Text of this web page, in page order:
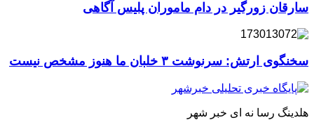
سارقان زورگیر در دام ماموران پلیس آگاهی
سخنگوی ارتش: سرنوشت ۳ خلبان ما هنوز مشخص نیست
هلدینگ رسا نه ای خبر شهر